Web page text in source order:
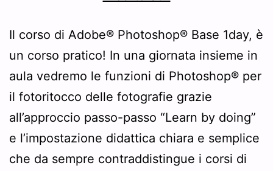
Il corso di Adobe® Photoshop® Base 1day, è
un corso pratico! In una giornata insieme in
aula vedremo le funzioni di Photoshop® per
il fotoritocco delle fotografie grazie
all’approccio passo-passo “Learn by doing”
e l’impostazione didattica chiara e semplice
che da sempre contraddistingue i corsi di